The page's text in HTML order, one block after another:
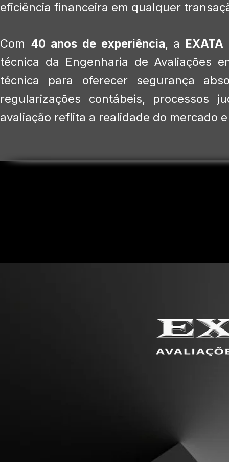
eficiência financeira em qualquer
Com 40 anos de experiência, a
técnica da Engenharia de Avaliações
técnica para oferecer segurança
regularizações contábeis, processos
avaliação reflita a realidade do mercado